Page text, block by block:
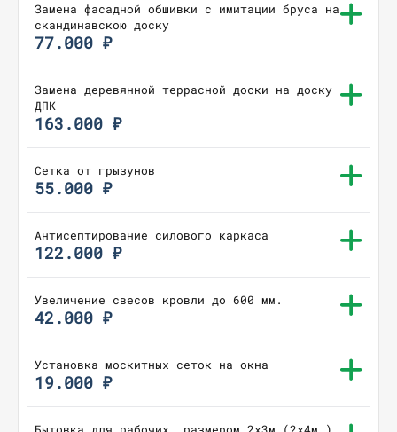
Замена фасадной обшивки с имитации бруса на
скандинавскою доску
77.000 ₽
Замена деревянной террасной доски на доску
ДПК
163.000 ₽
Сетка от грызунов
55.000 ₽
Антисептирование силового каркаса
122.000 ₽
Увеличение свесов кровли до 600 мм.
42.000 ₽
Установка москитных сеток на окна
19.000 ₽